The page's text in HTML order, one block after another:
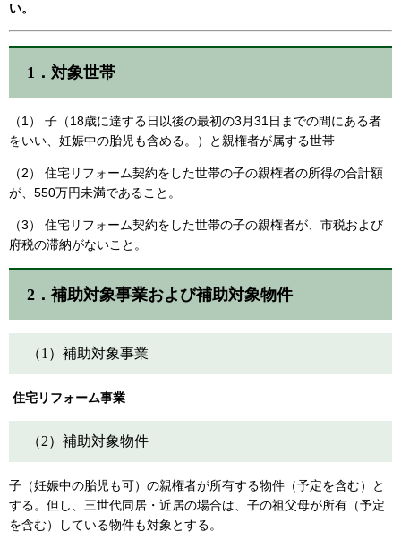
い。
1．対象世帯
（1） 子（18歳に達する日以後の最初の3月31日までの間にある者
をいい、妊娠中の胎児も含める。）と親権者が属する世帯
（2） 住宅リフォーム契約をした世帯の子の親権者の所得の合計額
が、550万円未満であること。
（3） 住宅リフォーム契約をした世帯の子の親権者が、市税および
府税の滞納がないこと。​
2．補助対象事業および補助対象物件
（1）補助対象事業
住宅リフォーム事業
（2）補助対象物件
子（妊娠中の胎児も可）の親権者が所有する物件（予定を含む）と
する。但し、三世代同居・近居の場合は、子の祖父母が所有（予定
を含む）している物件も対象とする。